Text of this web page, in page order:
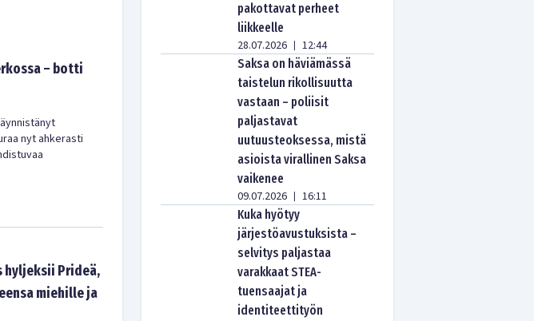
– botti
nyt ahkerasti
hyljeksii Prideä,
miehille ja
pakottavat perheet
liikkeelle
28.07.2026 | 12:44
Saksa on häviämässä
taistelun rikollisuutta
vastaan – poliisit
paljastavat
uutuusteoksessa, mistä
asioista virallinen Saksa
vaikenee
09.07.2026 | 16:11
Kuka hyötyy
järjestöavustuksista –
selvitys paljastaa
varakkaat STEA-
tuensaajat ja
identiteettityön